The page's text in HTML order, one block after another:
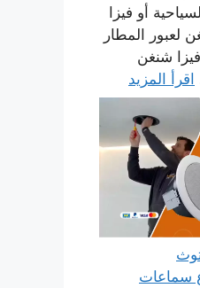
أو فيزا
لعبور المطار
شنغن
اقرأ المزيد
سماعات